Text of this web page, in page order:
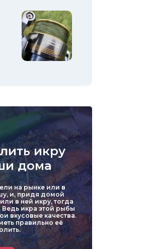
икру
дома
на рынке или в
и, придя домой
в ней икру, тогда
Ведь икра этой рыбы
вкусовые качества.
правильно её